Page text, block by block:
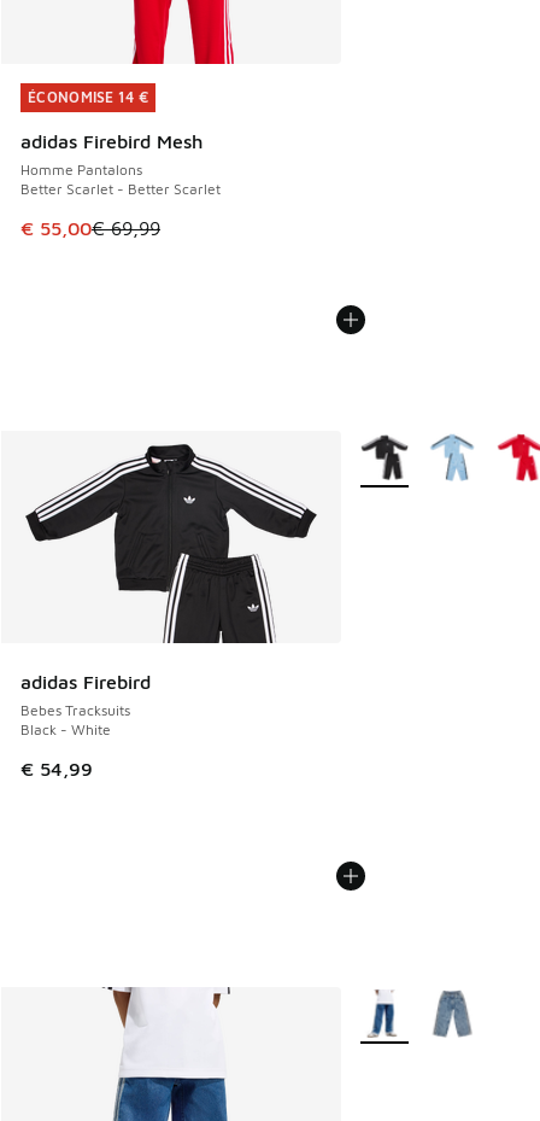
ÉCONOMISE 14 €
adidas Firebird Mesh
Homme Pantalons
Better Scarlet - Better Scarlet
Cet article est en promotion. Prix en baisse de € 69,99 à
€ 55,00€ 69,99
ÉCONOMISE 14 €
adidas Firebird
Bebes Tracksuits
Black - White
€ 54,99
Plus de couleurs
Plus de couleurs